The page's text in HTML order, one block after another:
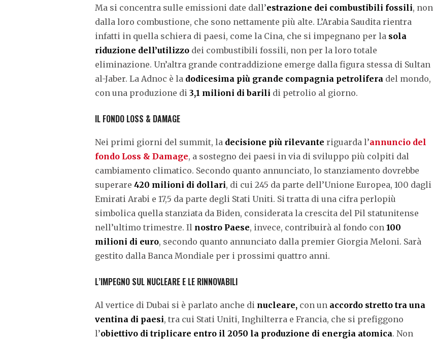
Ma si concentra sulle emissioni date dall’estrazione dei combustibili fossili, non
dalla loro combustione, che sono nettamente più alte. L’Arabia Saudita rientra
infatti in quella schiera di paesi, come la Cina, che si impegnano per la sola
riduzione dell’utilizzo dei combustibili fossili, non per la loro totale
eliminazione. Un’altra grande contraddizione emerge dalla figura stessa di Sultan
al-Jaber. La Adnoc è la dodicesima più grande compagnia petrolifera del mondo,
con una produzione di 3,1 milioni di barili di petrolio al giorno.
IL FONDO LOSS & DAMAGE
Nei primi giorni del summit, la decisione più rilevante riguarda l’annuncio del
fondo Loss & Damage, a sostegno dei paesi in via di sviluppo più colpiti dal
cambiamento climatico. Secondo quanto annunciato, lo stanziamento dovrebbe
superare 420 milioni di dollari, di cui 245 da parte dell’Unione Europea, 100 dagli
Emirati Arabi e 17,5 da parte degli Stati Uniti. Si tratta di una cifra perlopiù
simbolica quella stanziata da Biden, considerata la crescita del Pil statunitense
nell’ultimo trimestre. Il nostro Paese, invece, contribuirà al fondo con 100
milioni di euro, secondo quanto annunciato dalla premier Giorgia Meloni. Sarà
gestito dalla Banca Mondiale per i prossimi quattro anni.
L’IMPEGNO SUL NUCLEARE E LE RINNOVABILI
Al vertice di Dubai si è parlato anche di nucleare, con un accordo stretto tra una
ventina di paesi, tra cui Stati Uniti, Inghilterra e Francia, che si prefiggono
l’obiettivo di triplicare entro il 2050 la produzione di energia atomica. Non